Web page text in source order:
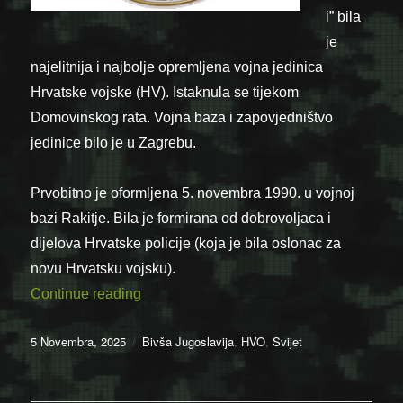
i” bila
je
najelitnija i najbolje opremljena vojna jedinica
Hrvatske vojske (HV). Istaknula se tijekom
Domovinskog rata. Vojna baza i zapovjedništvo
jedinice bilo je u Zagrebu.
Prvobitno je oformljena 5. novembra 1990. u vojnoj
bazi Rakitje. Bila je formirana od dobrovoljaca i
dijelova Hrvatske policije (koja je bila oslonac za
novu Hrvatsku vojsku).
Continue reading “05.11.1990. – Formirana 1.
Posted
5 Novembra, 2025 Categories
Bivša Jugoslavija, HVO,Svijet